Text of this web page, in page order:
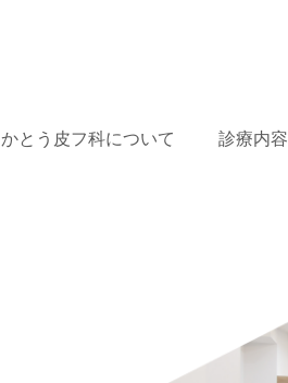
かとう皮フ科について 診療内容